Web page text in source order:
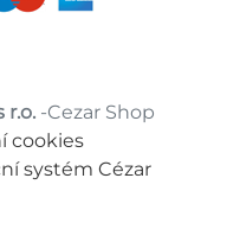
r.o.-Cezar Shop
cookies
systém Cézar